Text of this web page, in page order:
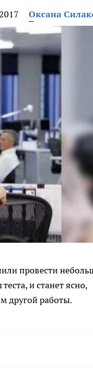
Оксана
провести
и станет ясно,
другой работы.